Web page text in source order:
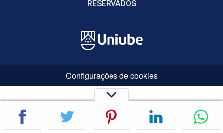
RESERVADOS
Configurações de cookies